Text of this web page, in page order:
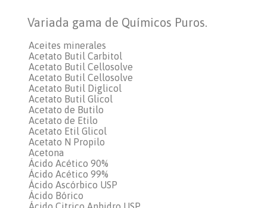
Variada gama de Químicos Puros.
Aceites minerales
Acetato Butil Carbitol
Acetato Butil Cellosolve
Acetato Butil Cellosolve
Acetato Butil Diglicol
Acetato Butil Glicol
Acetato de Butilo
Acetato de Etilo
Acetato Etil Glicol
Acetato N Propilo
Acetona
Ácido Acético 90%
Ácido Acético 99%
Ácido Ascórbico USP
Ácido Bórico